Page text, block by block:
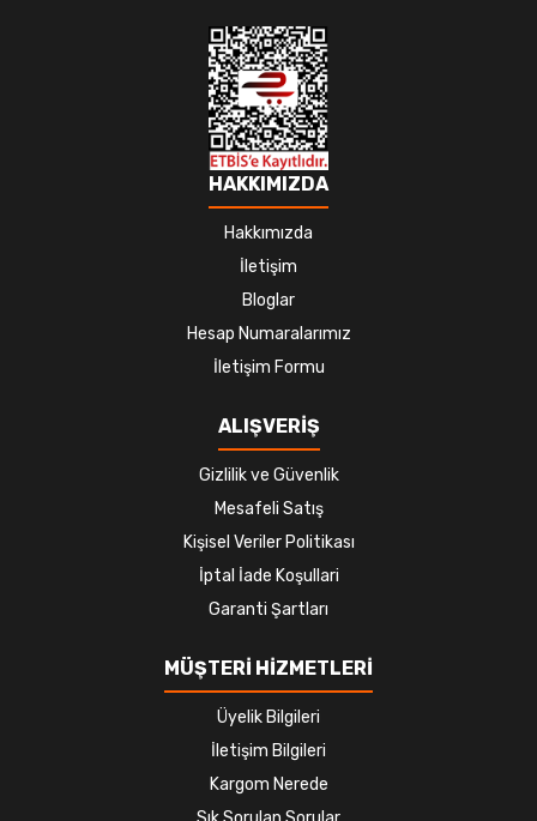
HAKKIMIZDA
Hakkımızda
İletişim
Bloglar
Hesap Numaralarımız
İletişim Formu
ALIŞVERİŞ
Gizlilik ve Güvenlik
Mesafeli Satış
Kişisel Veriler Politikası
İptal İade Koşullari
Garanti Şartları
MÜŞTERİ HİZMETLERİ
Üyelik Bilgileri
İletişim Bilgileri
Kargom Nerede